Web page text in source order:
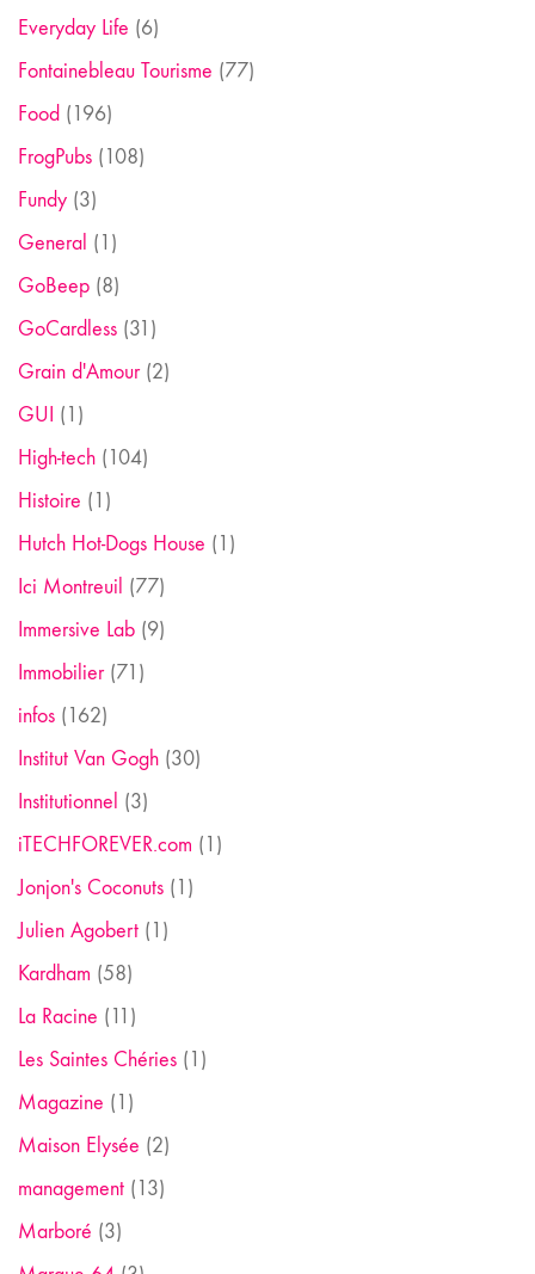
Everyday Life (6)
Fontainebleau Tourisme (77)
Food (196)
FrogPubs (108)
Fundy (3)
General (1)
GoBeep (8)
GoCardless (31)
Grain d'Amour(2)
GUI (1)
High-tech (104)
Histoire (1)
Hutch Hot-Dogs House (1)
Ici Montreuil (77)
Immersive Lab (9)
Immobilier(71)
infos (162)
Institut Van Gogh (30)
Institutionnel (3)
iTECHFOREVER.com (1)
Jonjon's Coconuts (1)
Julien Agobert (1)
Kardham (58)
La Racine (11)
Les Saintes Chéries (1)
Magazine (1)
Maison Elysée (2)
management (13)
Marboré (3)